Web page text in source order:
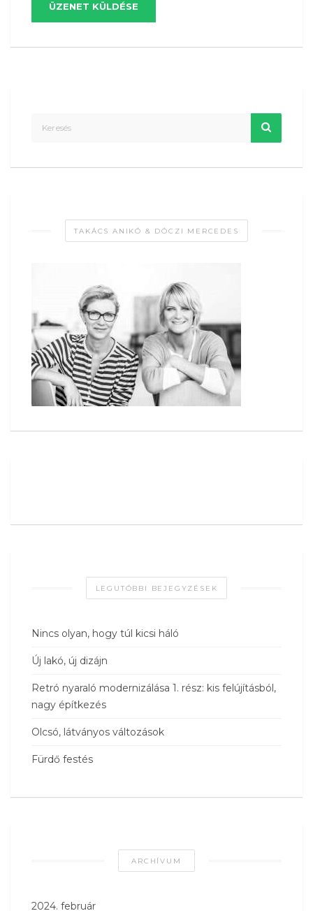
ÜZENET KÜLDÉSE
TAKÁCS ANIKÓ & DÓCZI MERCEDES
LEGUTÓBBI BEJEGYZÉSEK
Nincs olyan, hogy túl kicsi háló
Új lakó, új dizájn
Retró nyaraló modernizálása 1. rész: kis felújításból,
nagy építkezés
Olcsó, látványos változások
Fürdő festés
ARCHÍVUM
2024. február